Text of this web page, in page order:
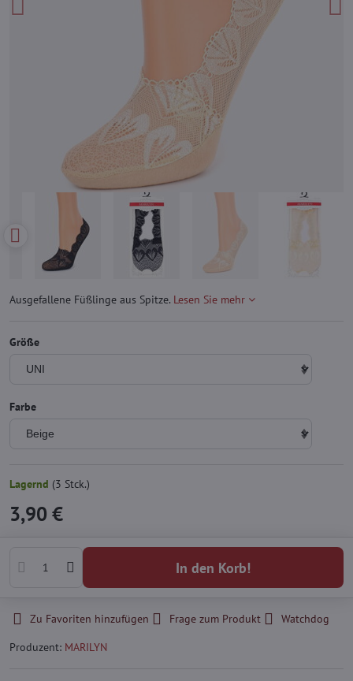
Ausgefallene Füßlinge aus Spitze. Lesen Sie mehr
Größe
Farbe
Lagernd (3 Stck.)
3,90 €
In den Korb!
Zu Favoriten hinzufügen Frage zum Produkt
Watchdog
Produzent: MARILYN